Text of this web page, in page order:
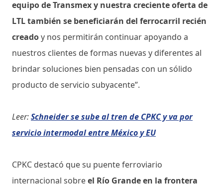
equipo de Transmex y nuestra creciente oferta de
LTL también se beneficiarán del ferrocarril recién
creadoy nos permitirán continuar apoyando a
nuestros clientes de formas nuevas y diferentes al
brindar soluciones bien pensadas con un sólido
producto de servicio subyacente”.
Leer:Schneider se sube al tren de CPKC y va por
servicio intermodal entre México y EU
CPKC destacó que su puente ferroviario
internacional sobreel Río Grande en la frontera